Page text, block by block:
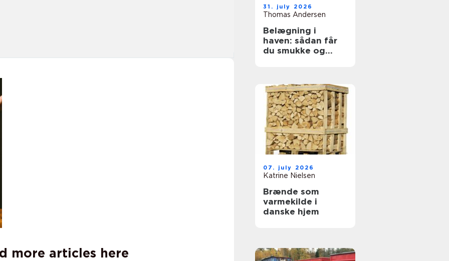
more articles here
31. july 2026
Thomas Andersen
Belægning i
haven: sådan får
du smukke og
07. july 2026
Katrine Nielsen
Brænde som
varmekilde i
danske hjem